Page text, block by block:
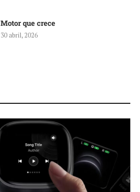
Motor que crece
30 abril, 2026